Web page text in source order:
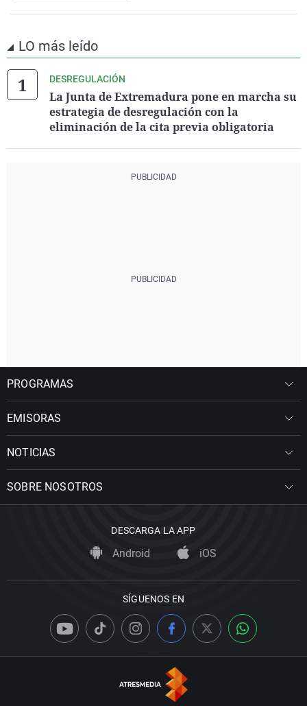
LO más leído
DESREGULACIÓN
La Junta de Extremadura pone en marcha su
estrategia de desregulación con la
eliminación de la cita previa obligatoria
PROGRAMAS
EMISORAS
NOTICIAS
SOBRE NOSOTROS
DESCARGA LA APP
Android iOS
SÍGUENOS EN